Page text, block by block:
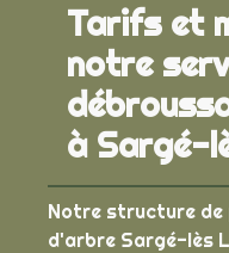
Tarifs et
notre
à Sargé-
Notre structure de
d'arbre Sargé-lès